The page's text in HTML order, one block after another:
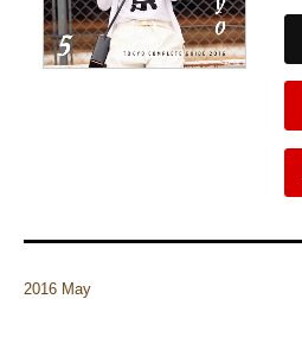
2016 May